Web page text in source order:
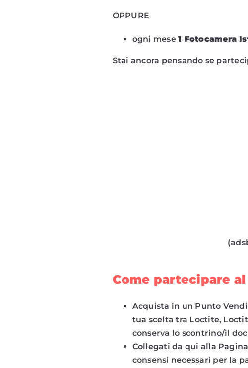
OPPURE
ogni mese1 Fotocamera
Stai ancora pensando se
Come partecipare
Acquista in un Punto
tua scelta tra Loctite,
conserva lo scontrino/il
Collegati da qui alla
consensi necessari per la